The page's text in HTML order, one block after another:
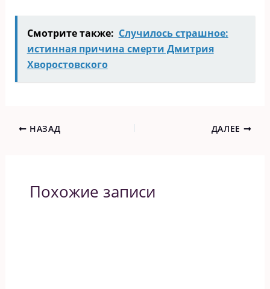
Смотрите также: Случилось страшное:
истинная причина смерти Дмитрия
Хворостовского
НАЗАД ДАЛЕЕ
Похожие записи